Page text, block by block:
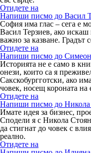
Отидете на
Напиши писмо до Васил
София има глас – сега е
Васил Терзиев, ако
важно за казване. Градът
Отидете на
Напиши писмо до Симеон
Историята не е само в
онези, които са я
Сакскобургготски, ако
човек, носещ короната на
Отидете на
Напиши писмо до Никола
Имате идея за бизнес,
Сподели я с Никола
да стигнат до човек с
реално.
Отидете на